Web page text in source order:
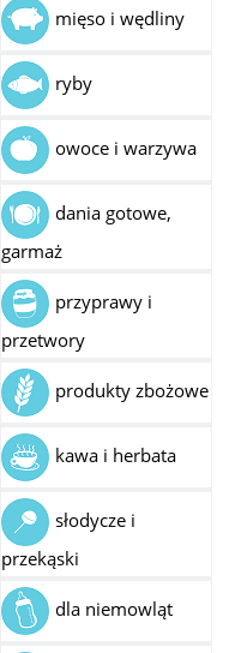
mięso i wędliny
ryby
owoce i warzywa
dania gotowe,
garmaż
przyprawy i
przetwory
produkty zbożowe
kawa i herbata
słodycze i
przekąski
dla niemowląt